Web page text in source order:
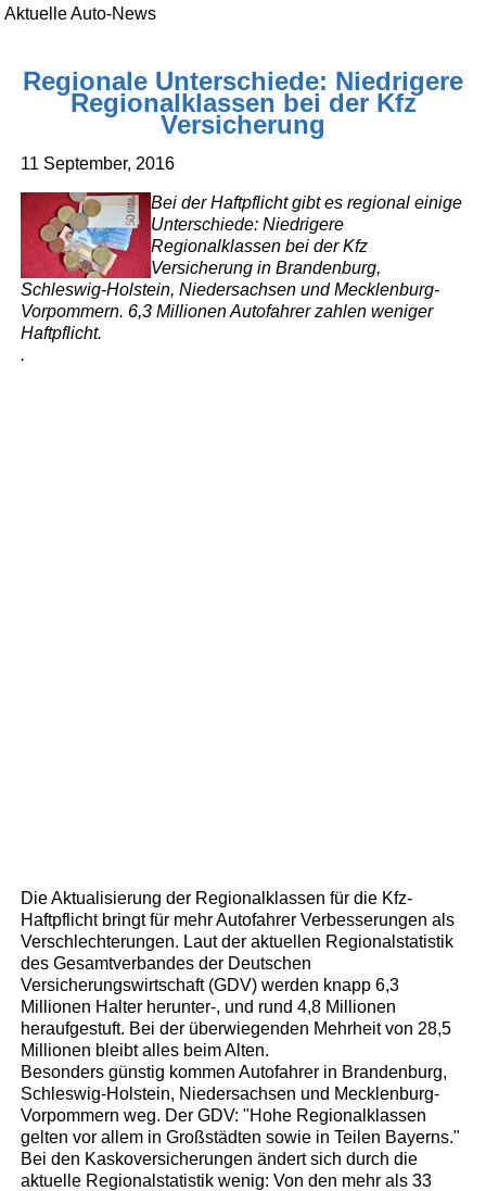
Aktuelle Auto-News
Regionale Unterschiede: Niedrigere
Regionalklassen bei der Kfz
Versicherung
11 September, 2016
Bei der Haftpflicht gibt es regional einige
Unterschiede: Niedrigere
Regionalklassen bei der Kfz
Versicherung in Brandenburg,
Schleswig-Holstein, Niedersachsen und Mecklenburg-
Vorpommern. 6,3 Millionen Autofahrer zahlen weniger
Haftpflicht.
.
Die Aktualisierung der Regionalklassen für die Kfz-
Haftpflicht bringt für mehr Autofahrer Verbesserungen als
Verschlechterungen. Laut der aktuellen Regionalstatistik
des Gesamtverbandes der Deutschen
Versicherungswirtschaft (GDV) werden knapp 6,3
Millionen Halter herunter-, und rund 4,8 Millionen
heraufgestuft. Bei der überwiegenden Mehrheit von 28,5
Millionen bleibt alles beim Alten.
Besonders günstig kommen Autofahrer in Brandenburg,
Schleswig-Holstein, Niedersachsen und Mecklenburg-
Vorpommern weg. Der GDV: "Hohe Regionalklassen
gelten vor allem in Großstädten sowie in Teilen Bayerns."
Bei den Kaskoversicherungen ändert sich durch die
aktuelle Regionalstatistik wenig: Von den mehr als 33